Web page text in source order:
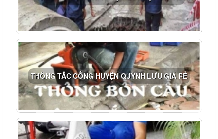
THÔNG TẮC CỐNG HUYỆN QUỲNH LƯU GIÁ RẺ